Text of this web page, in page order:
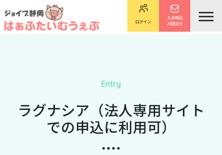
ログイン
入会申込
お問合せ
Entry
ラグナシア（法人専用サイト
での申込に利用可）